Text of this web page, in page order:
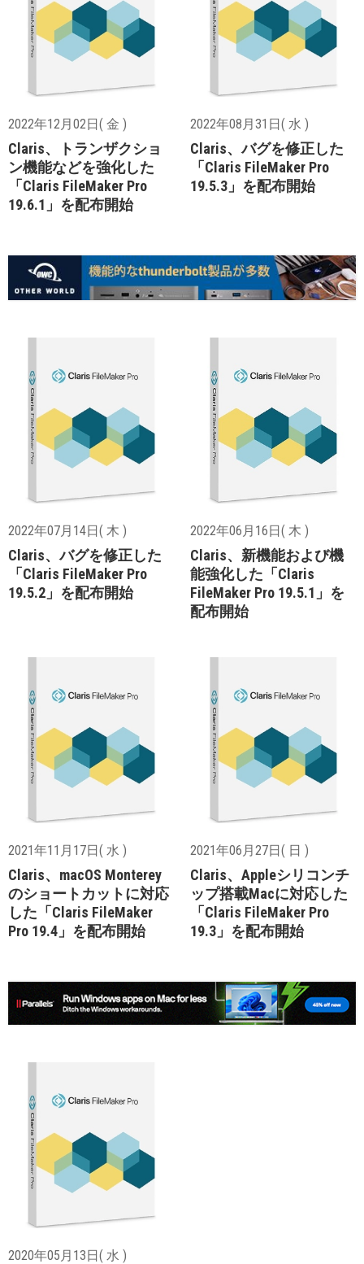
2022年12月02日( 金 )
Claris、トランザクショ
ン機能などを強化した
「Claris FileMaker Pro
19.6.1」を配布開始
2022年08月31日( 水 )
Claris、バグを修正した
「Claris FileMaker Pro
19.5.3」を配布開始
2022年07月14日( 木 )
Claris、バグを修正した
「Claris FileMaker Pro
19.5.2」を配布開始
2022年06月16日( 木 )
Claris、新機能および機
能強化した「Claris
FileMaker Pro 19.5.1」を
配布開始
2021年11月17日( 水 )
Claris、macOS Monterey
のショートカットに対応
した「Claris FileMaker
Pro 19.4」を配布開始
2021年06月27日( 日 )
Claris、Appleシリコンチ
ップ搭載Macに対応した
「Claris FileMaker Pro
19.3」を配布開始
2020年05月13日( 水 )